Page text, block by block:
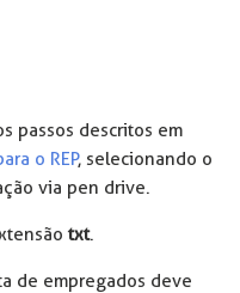
passos descritos em
o REP, selecionando o
via pen drive.
txt.
de empregados deve